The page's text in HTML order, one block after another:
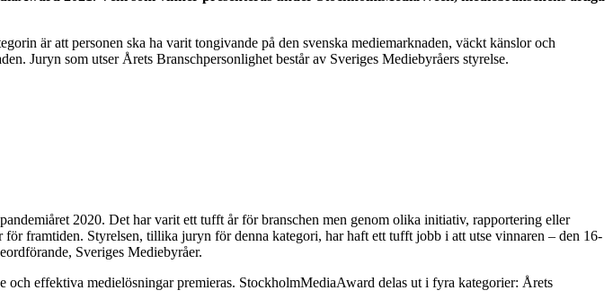
är att personen ska ha varit tongivande på den svenska mediemarknaden, väckt känslor och
Juryn som utser Årets Branschpersonlighet består av Sveriges Mediebyråers styrelse.
2020. Det har varit ett tufft år för branschen men genom olika initiativ, rapportering eller
framtiden. Styrelsen, tillika juryn för denna kategori, har haft ett tufft jobb i att utse vinnaren – den 16-
Sveriges Mediebyråer.
effektiva medielösningar premieras. StockholmMediaAward delas ut i fyra kategorier: Årets